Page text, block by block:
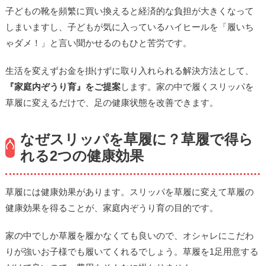
子どもの靴を頻繁に買い換えると経済的な負担が大きくなって
しまいますし、子どもが気に入っているハイヒールを「履いち
ゃダメ！」と言い聞かせるのもひと苦労です。
生活を変えずお金を掛けずに取り入れられる解決方法として、
『家庭内ぞうり育』をご提案します。家の中で履くスリッパを
草履に変えるだけで、足の健康状態を改善できます。
なぜスリッパを草履に？草履で得ら
れる2つの健康効果
草履には健康効果があります。スリッパを草履に変えて草履の
健康効果を得ることが、家庭内ぞうり育の目的です。
家の中でしか草履を履かなくても良いので、オシャレにこだわ
りが強いお子様でも履いてくれるでしょう。草履を1足用意する